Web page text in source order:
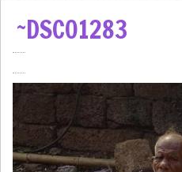
~DSC01283